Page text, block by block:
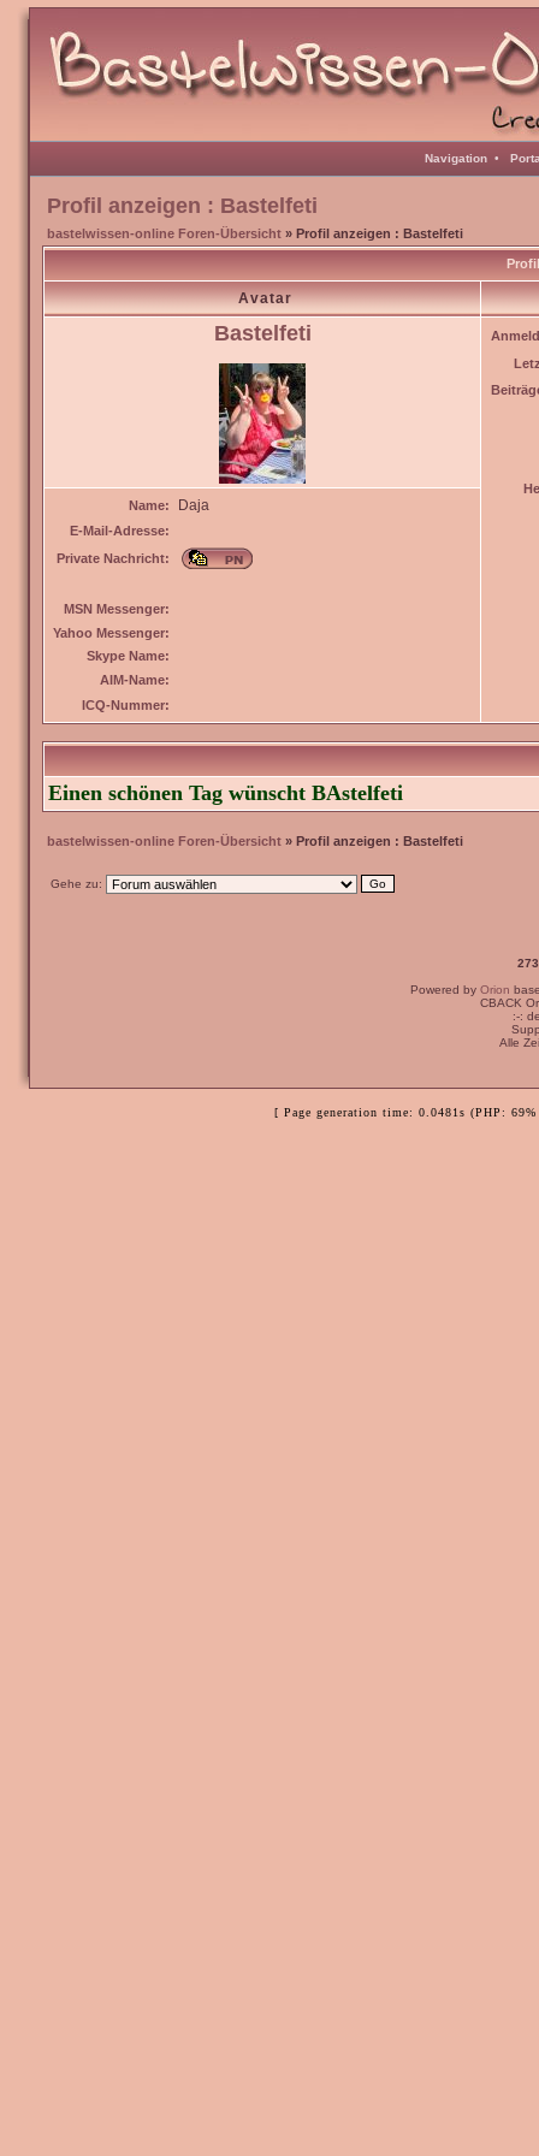
Navigation •
Profil anzeigen : Bastelfeti
bastelwissen-online Foren-Übersicht » Profil anzeigen : Bastelfeti
Avatar
Bastelfeti
Name:
Daja
E-Mail-Adresse:
Private Nachricht:
MSN Messenger:
Yahoo Messenger:
Skype Name:
AIM-Name:
ICQ-Nummer:
Einen schönen Tag wünscht BAstelfeti
bastelwissen-online Foren-Übersicht » Profil anzeigen : Bastelfeti
Gehe zu:
Powered by Orion
CBACK
:-:
Alle
[ Page generation time: 0.0481s (PHP: